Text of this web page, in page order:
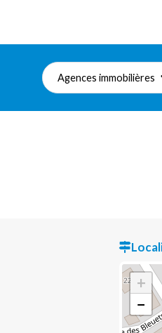
Agences immobilières
+
−